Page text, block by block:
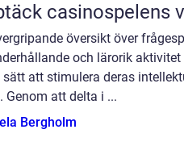
casinospelens
översikt över
och lärorik
sätt att stimulera deras
Genom att delta i ...
Bergholm